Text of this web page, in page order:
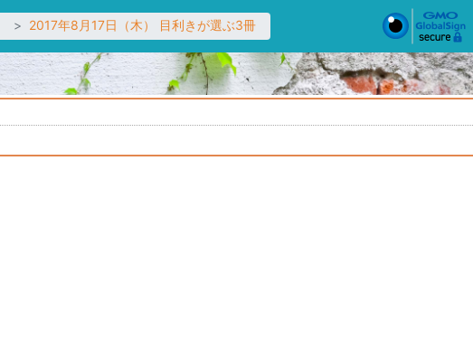
2017年8月17日（木） 目利きが選ぶ3冊